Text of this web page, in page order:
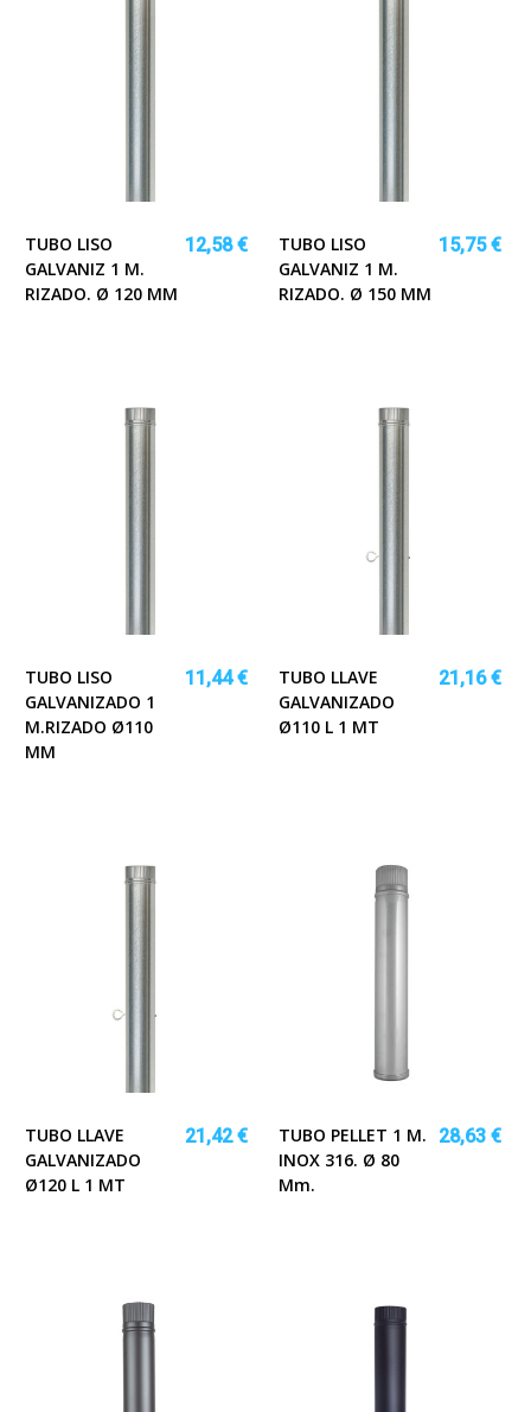
TUBO LISO
GALVANIZ 1 M.
RIZADO. Ø 120 MM
12,58 €
TUBO LISO
GALVANIZ 1 M.
RIZADO. Ø 150 MM
15,75 €
TUBO LISO
GALVANIZADO 1
M.RIZADO Ø110
MM
11,44 €
TUBO LLAVE
GALVANIZADO
Ø110 L 1 MT
21,16 €
TUBO LLAVE
GALVANIZADO
Ø120 L 1 MT
21,42 €
TUBO PELLET 1 M.
INOX 316. Ø 80
Mm.
28,63 €